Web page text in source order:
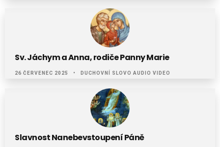
Sv. Jáchym a Anna, rodiče Panny Marie
26 ČERVENEC 2025 DUCHOVNÍ SLOVO AUDIO VIDEO
Slavnost Nanebevstoupení Páně